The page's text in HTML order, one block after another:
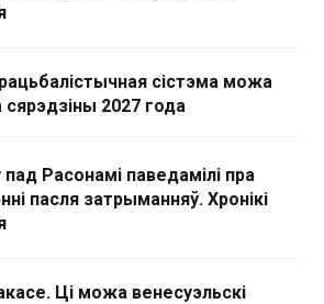
сістэма можа
2027 года
пад Расонамі паведамілі пра
пасля затрыманняў. Хронікі
Ці можа венесуэльскі